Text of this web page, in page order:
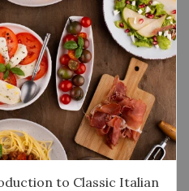
to Classic Italian